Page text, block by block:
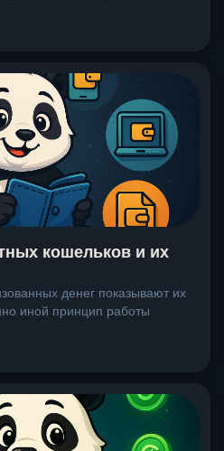
кошельков и их
денег показывают их
иной принцип работы